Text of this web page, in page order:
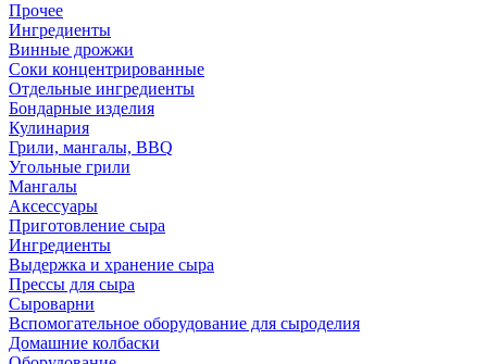
Прочее
Ингредиенты
Винные дрожжи
Соки концентрированные
Отдельные ингредиенты
Бондарные изделия
Кулинария
Грили, мангалы, BBQ
Угольные грили
Мангалы
Аксессуары
Приготовление сыра
Ингредиенты
Выдержка и хранение сыра
Прессы для сыра
Сыроварни
Вспомогательное оборудование для сыроделия
Домашние колбаски